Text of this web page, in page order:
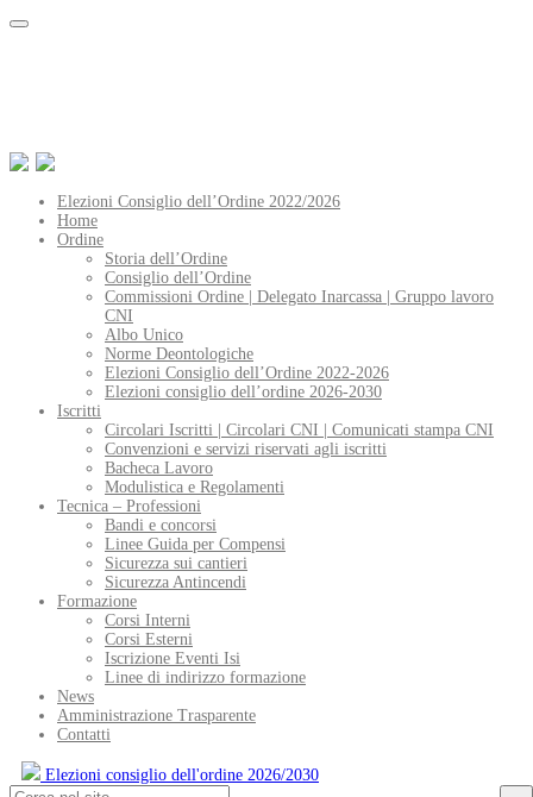
Elezioni Consiglio dell’Ordine 2022/2026
Home
Ordine
Storia dell’Ordine
Consiglio dell’Ordine
Commissioni Ordine | Delegato Inarcassa | Gruppo lavoro
CNI
Albo Unico
Norme Deontologiche
Elezioni Consiglio dell’Ordine 2022-2026
Elezioni consiglio dell’ordine 2026-2030
Iscritti
Circolari Iscritti | Circolari CNI | Comunicati stampa CNI
Convenzioni e servizi riservati agli iscritti
Bacheca Lavoro
Modulistica e Regolamenti
Tecnica – Professioni
Bandi e concorsi
Linee Guida per Compensi
Sicurezza sui cantieri
Sicurezza Antincendi
Formazione
Corsi Interni
Corsi Esterni
Iscrizione Eventi Isi
Linee di indirizzo formazione
News
Amministrazione Trasparente
Contatti
Elezioni consiglio dell'ordine 2026/2030